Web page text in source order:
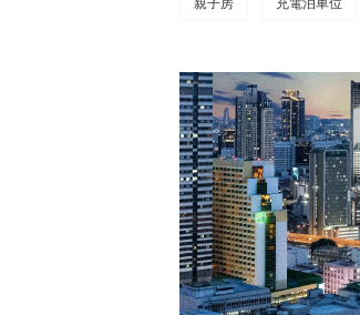
親子房 充電泊車位